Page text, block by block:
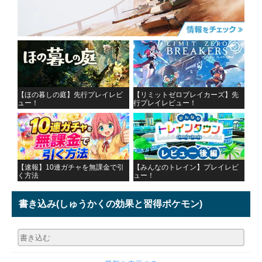
【ほの暮しの庭】先行プレイレビ
ュー！
【リミットゼロブレイカーズ】先
行プレイレビュー！
【速報】10連ガチャを無課金で引
く方法
【みんなのトレイン】プレイレビ
ュー！
書き込み(しゅうかくの効果と習得ポケモン)